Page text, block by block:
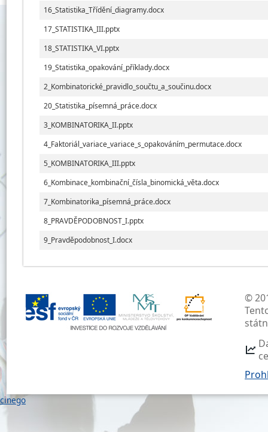
16_Statistika_Třídění_diagramy.docx
17_STATISTIKA_III.pptx
18_STATISTIKA_VI.pptx
19_Statistika_opakování_příklady.docx
2_Kombinatorické_pravidlo_součtu_a_součinu.docx
20_Statistika_písemná_práce.docx
3_KOMBINATORIKA_II.pptx
4_Faktoriál_variace_variace_s_opakováním_permutace.docx
5_KOMBINATORIKA_III.pptx
6_Kombinace_kombinační_čísla_binomická_věta.docx
7_Kombinatorika_písemná_práce.docx
8_PRAVDĚPODOBNOST_I.pptx
9_Pravděpodobnost_I.docx
©
cinego